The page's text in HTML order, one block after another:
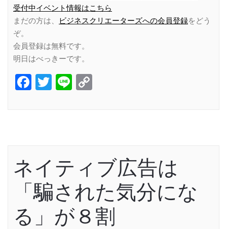
受付中イベント情報はこちら
まだの方は、
ビジネスクリエーターズへの会員登録をどう
ぞ。
会員登録は無料です。
明日はべっきーです。
Facebook
Twitter
Line
ネイティブ広告は
「騙された気分にな
る」が８割